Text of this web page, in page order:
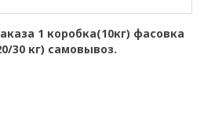
1 коробка(10кг) фасовка
30 кг) самовывоз.